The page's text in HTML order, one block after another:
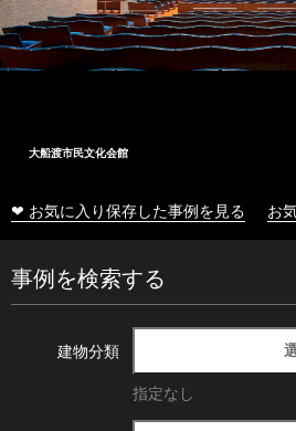
大船渡市民文化会館
❤ お気に入り保存した事例を見る お
事例を検索する
建物分類
指定なし